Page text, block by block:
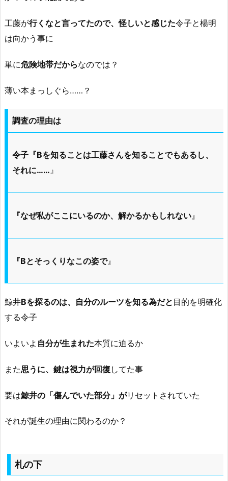
工藤が行くなと言ってたので、怪しいと感じた令子と楊明
は向かう事に
単に危険地帯だからなのでは？
薄い本まっしぐら……？
調査の理由は
令子『Bを知ることは工藤さんを知ることでもあるし、
それに……』
『なぜ私がここにいるのか、解かるかもしれない 』
『Bとそっくりなこの姿で』
鯨井Bを探るのは、自分のルーツを知る為だと 目的を明確化
する令子
いよいよ 自分が生まれた本質に迫るか
また思うに、鍵は視力が回復 してた事
要は鯨井の「傷んでいた部分」がリセットされていた
それが誕生の理由に関わるのか？
札の下